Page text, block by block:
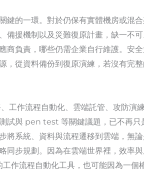
鍵的一環。對於仍保有實體機房或混
援機制以及災難復原計畫，缺一不
負責，哪些仍需企業自行維護。安
從資料備份到復原演練，若沒有完
工作流程自動化、雲端託管、攻防演
試與 pen test 等關鍵議題，已不再只
系統、資料與流程遷移到雲端，無
同步規劃。因為在雲端世界裡，效率
作流程自動化工具，也可能因為一個